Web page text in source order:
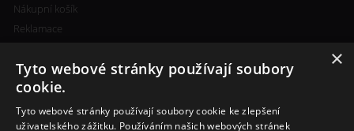
Nákupní košík
Reklamace
×
Tyto webové stránky používají soubory
cookie.
Tyto webové stránky používají soubory cookie ke zlepšení
uživatelského zážitku. Používáním našich webových stránek